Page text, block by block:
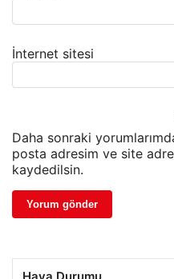
İnternet sitesi
Daha sonraki
posta adresim ve site
kaydedilsin.